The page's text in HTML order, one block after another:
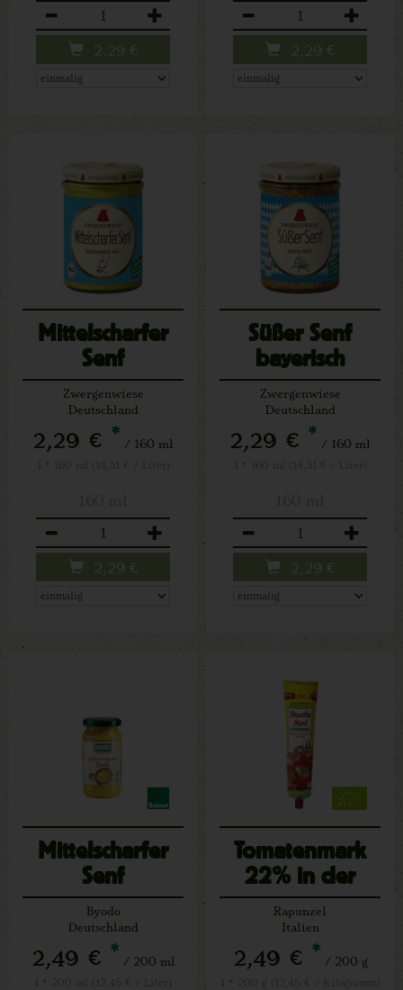
2,29 € 2,29 €
Mittelscharfer
Senf
Zwergenwiese
Deutschland
2,29 € * / 160 ml
2,29 €
Süßer Senf
bayerisch
Zwergenwiese
Deutschland
2,29 € * / 160 ml
2,29 €
Mittelscharfer
Senf
Byodo
Deutschland
2,49 € * / 200 ml
Tomatenmark
22% in der
Tube
Rapunzel
Italien
2,49 € * / 200 g